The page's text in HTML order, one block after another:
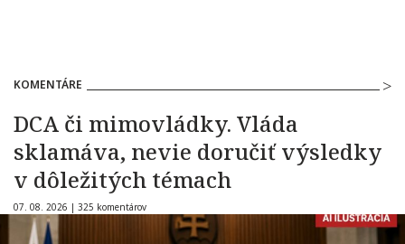
KOMENTÁRE
DCA či mimovládky. Vláda
sklamáva, nevie doručiť výsledky
v dôležitých témach
07. 08. 2026 | 325 komentárov